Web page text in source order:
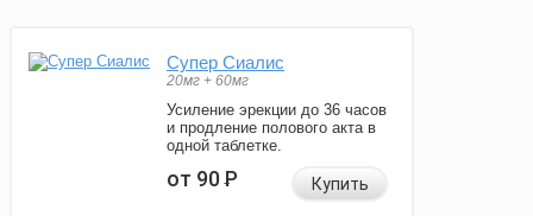
Супер Сиалис
20мг + 60мг
Усиление эрекции до 36 часов
и продление полового акта в
одной таблетке.
от 90Р Купить